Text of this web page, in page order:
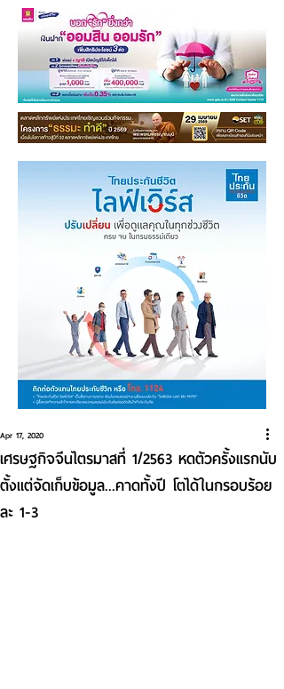
เศรษฐกิจจีนไตรมาสที่ 1/2563 หดตัวครั้งแรกนับ
ตั้งแต่จัดเก็บข้อมูล...คาดทั้งปี โตได้ในกรอบร้อย
ละ 1-3
Apr 17, 2020